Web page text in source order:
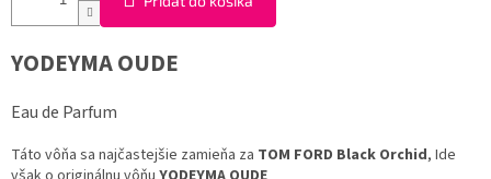
YODEYMA OUDE
Eau de Parfum
Táto vôňa sa najčastejšie zamieňa za TOM FORD Black Orchid, Ide